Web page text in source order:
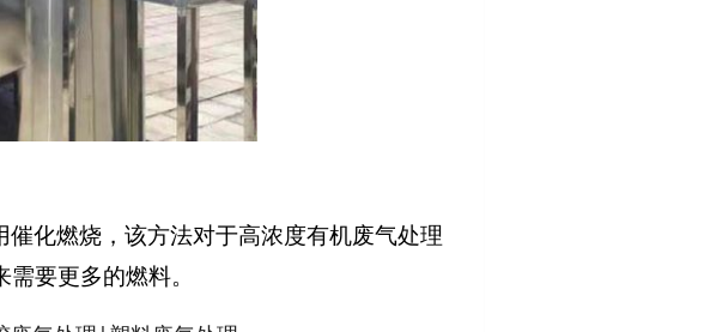
化燃烧，该方法对于高浓度有机废气处理
要更多的燃料。